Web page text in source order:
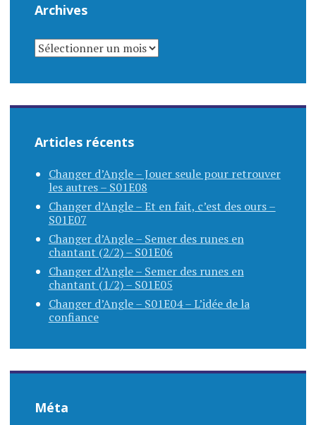
Archives
ARCHIVES
Articles récents
Changer d’Angle – Jouer seule pour retrouver
les autres – S01E08
Changer d’Angle – Et en fait, c’est des ours –
S01E07
Changer d’Angle – Semer des runes en
chantant (2/2) – S01E06
Changer d’Angle – Semer des runes en
chantant (1/2) – S01E05
Changer d’Angle – S01E04 – L’idée de la
confiance
Méta